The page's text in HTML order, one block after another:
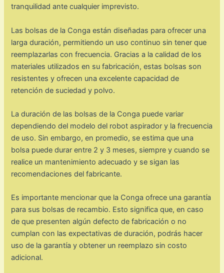
tranquilidad ante cualquier imprevisto.
Las bolsas de la Conga están diseñadas para ofrecer una
larga duración, permitiendo un uso continuo sin tener que
reemplazarlas con frecuencia. Gracias a la calidad de los
materiales utilizados en su fabricación, estas bolsas son
resistentes y ofrecen una excelente capacidad de
retención de suciedad y polvo.
La duración de las bolsas de la Conga puede variar
dependiendo del modelo del robot aspirador y la frecuencia
de uso. Sin embargo, en promedio, se estima que una
bolsa puede durar entre 2 y 3 meses, siempre y cuando se
realice un mantenimiento adecuado y se sigan las
recomendaciones del fabricante.
Es importante mencionar que la Conga ofrece una garantía
para sus bolsas de recambio. Esto significa que, en caso
de que presenten algún defecto de fabricación o no
cumplan con las expectativas de duración, podrás hacer
uso de la garantía y obtener un reemplazo sin costo
adicional.